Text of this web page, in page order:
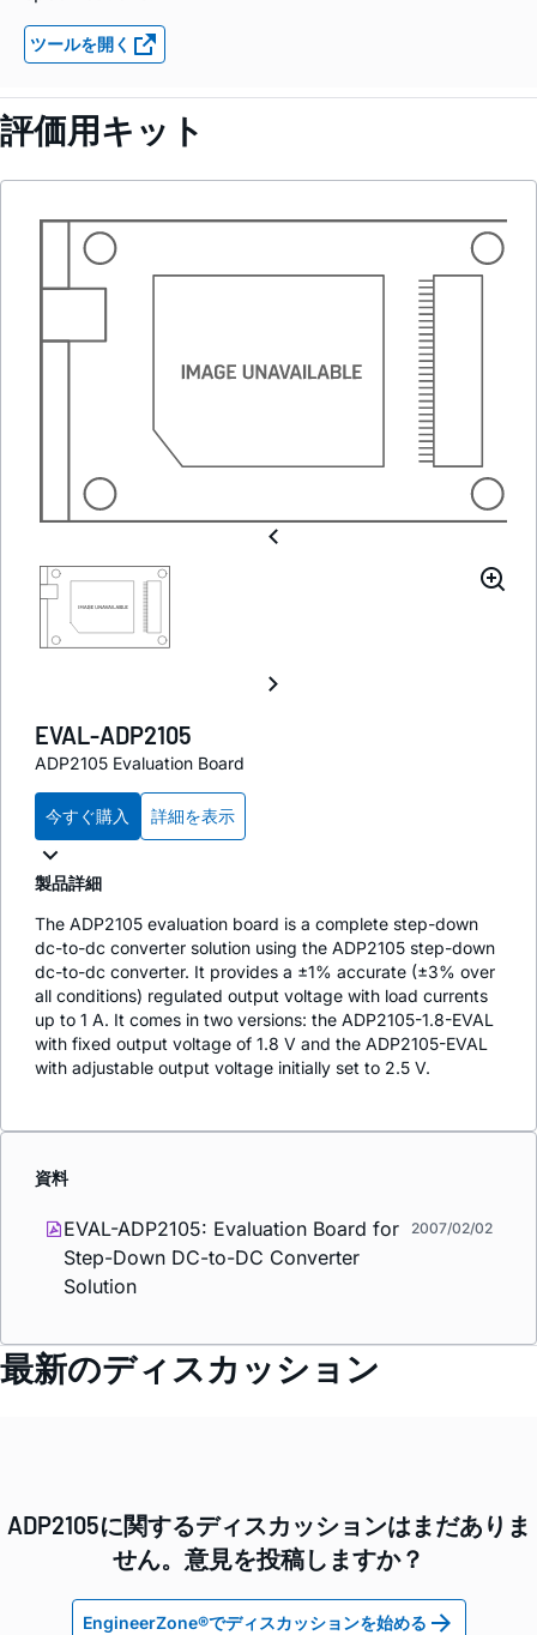
ツールを開く
評価用キット
EVAL-ADP2105
ADP2105 Evaluation Board
今すぐ購入 詳細を表示
製品詳細
The ADP2105 evaluation board is a complete step-down
dc-to-dc converter solution using the ADP2105 step-down
dc-to-dc converter. It provides a ±1% accurate (±3% over
all conditions) regulated output voltage with load currents
up to 1 A. It comes in two versions: the ADP2105-1.8-EVAL
with fixed output voltage of 1.8 V and the ADP2105-EVAL
with adjustable output voltage initially set to 2.5 V.
資料
EVAL-ADP2105: Evaluation Board for
Step-Down DC-to-DC Converter
Solution
2007/02/02
最新のディスカッション
ADP2105に関するディスカッションはまだありま
せん。意見を投稿しますか？
EngineerZone®でディスカッションを始める